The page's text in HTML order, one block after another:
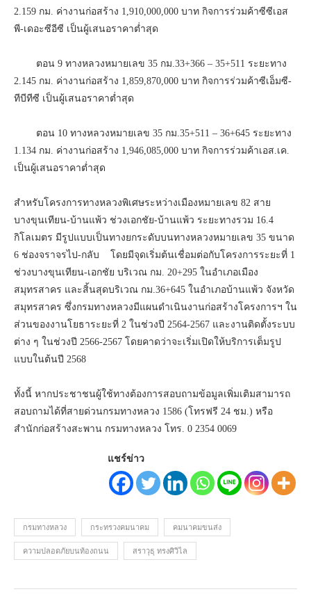
2.159 กม. ค่างานก่อสร้าง 1,910,000,000 บาท กิจการร่วมค้าซีซีเอส
พี-เดอะซีอีซี เป็นผู้เสนอราคาต่ำสุด
ตอน 9 ทางหลวงหมายเลข 35 กม.33+366 – 35+511 ระยะทาง
2.145 กม. ค่างานก่อสร้าง 1,859,870,000 บาท กิจการร่วมค้าซีเอ็มซี-
ทีบีทีซี เป็นผู้เสนอราคาต่ำสุด
ตอน 10 ทางหลวงหมายเลข 35 กม.35+511 – 36+645 ระยะทาง
1.134 กม. ค่างานก่อสร้าง 1,946,085,000 บาท กิจการร่วมค้าเอส.เค.
เป็นผู้เสนอราคาต่ำสุด
สำหรับโครงการทางหลวงพิเศษระหว่างเมืองหมายเลข 82 สาย
บางขุนเทียน-บ้านแพ้ว ช่วงเอกชัย-บ้านแพ้ว ระยะทางรวม 16.4
กิโลเมตร มีรูปแบบเป็นทางยกระดับบนทางหลวงหมายเลข 35 ขนาด
6 ช่องจราจรไป-กลับ โดยมีจุดเริ่มต้นเชื่อมต่อกับโครงการระยะที่ 1
ช่วงบางขุนเทียน-เอกชัย บริเวณ กม. 20+295 ในอำเภอเมือง
สมุทรสาคร และสิ้นสุดบริเวณ กม.36+645 ในอำเภอบ้านแพ้ว จังหวัด
สมุทรสาคร ซึ่งกรมทางหลวงมีแผนดำเนินงานก่อสร้างโครงการฯ ใน
ส่วนของงานโยธาระยะที่ 2 ในช่วงปี 2564-2567 และงานติดตั้งระบบ
ต่าง ๆ ในช่วงปี 2566-2567 โดยคาดว่าจะเริ่มเปิดให้บริการเต็มรูป
แบบในต้นปี 2568
ทั้งนี้ หากประชาชนผู้ใช้ทางต้องการสอบถามข้อมูลเพิ่มเติมสามารถ
สอบถามได้ที่สายด่วนกรมทางหลวง 1586 (โทรฟรี 24 ชม.) หรือ
สำนักก่อสร้างสะพาน กรมทางหลวง โทร. 0 2354 0069
แชร์ข่าว
กรมทางหลวง กระทรวงคมนาคม คมนาคมขนส่ง
ความปลอดภัยบนท้องถนน สราวุธุ ทรงศิวิไล